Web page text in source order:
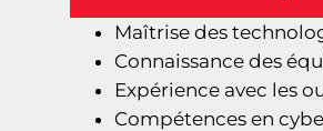
Maîtrise des
Connaissance des
Expérience avec les
Compétences en